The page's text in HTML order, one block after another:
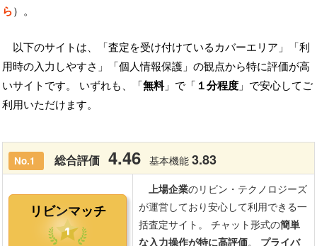
ら）。
以下のサイトは、「査定を受け付けているカバーエリア」「利
用時の入力しやすさ」「個人情報保護」の観点から特に評価が高
いサイトです。 いずれも、「無料」で「 １分程度 」で安心してご
利用いただけます。